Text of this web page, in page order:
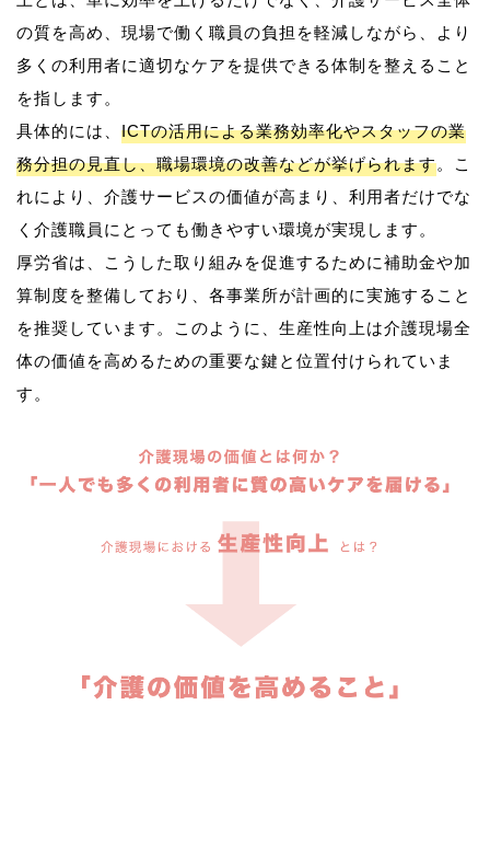
の質を高め、現場で働く職員の負担を軽減しながら、より
多くの利用者に適切なケアを提供できる体制を整えること
を指します。
具体的には、 ICTの活用による業務効率化やスタッフの業
務分担の見直し、職場環境の改善などが挙げられます。こ
れにより、介護サービスの価値が高まり、利用者だけでな
く介護職員にとっても働きやすい環境が実現します。
厚労省は、こうした取り組みを促進するために補助金や加
算制度を整備しており、各事業所が計画的に実施すること
を推奨しています。このように、生産性向上は介護現場全
体の価値を高めるための重要な鍵と位置付けられていま